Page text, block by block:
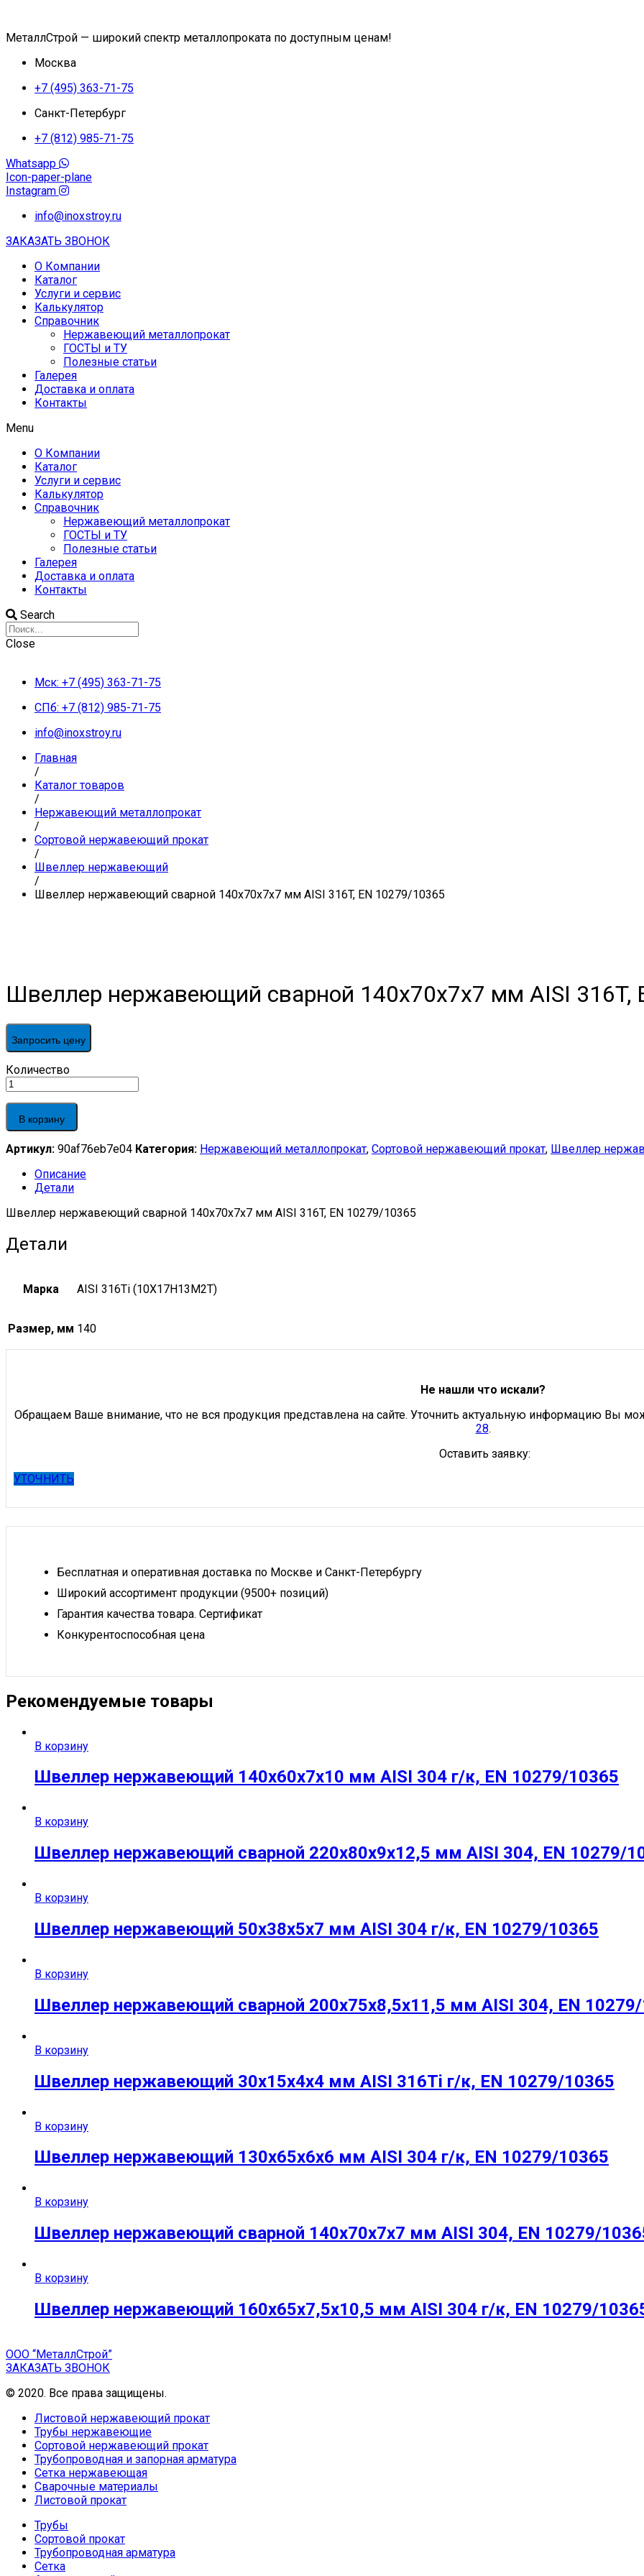
МеталлСтрой — широкий спектр металлопроката по доступным ценам!
Москва
+7 (495) 363-71-75
Санкт-Петербург
+7 (812) 985-71-75
Whatsapp
Icon-paper-plane
Instagram
info@inoxstroy.ru
ЗАКАЗАТЬ ЗВОНОК
О Компании
Каталог
Услуги и сервис
Калькулятор
Справочник
Нержавеющий металлопрокат
ГОСТЫ и ТУ
Полезные статьи
Галерея
Доставка и оплата
Контакты
Menu
О Компании
Каталог
Услуги и сервис
Калькулятор
Справочник
Нержавеющий металлопрокат
ГОСТЫ и ТУ
Полезные статьи
Галерея
Доставка и оплата
Контакты
Search
Close
Мск: +7 (495) 363-71-75
СПб: +7 (812) 985-71-75
info@inoxstroy.ru
Главная
/
Каталог товаров
/
Нержавеющий металлопрокат
/
Сортовой нержавеющий прокат
/
Швеллер нержавеющий
/
Швеллер нержавеющий сварной 140х70х7х7 мм AISI 316T, EN 10279/10365
Швеллер нержавеющий сварной 140х70х7х7 мм AISI 316T,
Запросить цену
Швеллер
нержавеющий
сварной
140х70х7х7
мм
316T,
10279/10365
quantity
Количество
В корзину
Артикул: 90af76eb7e04 Категория: Нержавеющий металлопрокат, Сортовой нержавеющий прокат, Швеллер
Описание
Детали
Швеллер нержавеющий сварной 140х70х7х7 мм AISI 316T, EN 10279/10365
Детали
Марка AISI 316Ti (10Х17Н13М2Т)
Размер, мм 140
Не нашли что искали?
Обращаем Ваше внимание, что не вся продукция представлена на сайте. Уточнить актуальную информацию Вы
28.
Оставить заявку:
УТОЧНИТЬ
Бесплатная и оперативная доставка по Москве и Санкт-Петербургу
Широкий ассортимент продукции (9500+ позиций)
Гарантия качества товара. Сертификат
Конкурентоспособная цена
Рекомендуемые товары
В корзину
Швеллер нержавеющий 140х60х7х10 мм AISI 304 г/к, EN 10279/10365
В корзину
Швеллер нержавеющий сварной 220х80х9х12,5 мм AISI 304, EN 10279/
В корзину
Швеллер нержавеющий 50х38х5х7 мм AISI 304 г/к, EN 10279/10365
В корзину
Швеллер нержавеющий сварной 200х75х8,5х11,5 мм AISI 304, EN
В корзину
Швеллер нержавеющий 30х15х4х4 мм AISI 316Ti г/к, EN 10279/10365
В корзину
Швеллер нержавеющий 130х65х6х6 мм AISI 304 г/к, EN 10279/10365
В корзину
Швеллер нержавеющий сварной 140х70х7х7 мм AISI 304, EN 10279/
В корзину
Швеллер нержавеющий 160х65х7,5х10,5 мм AISI 304 г/к, EN 10279/
ООО “МеталлСтрой”
ЗАКАЗАТЬ ЗВОНОК
© 2020. Все права защищены.
Листовой нержавеющий прокат
Трубы нержавеющие
Сортовой нержавеющий прокат
Трубопроводная и запорная арматура
Сетка нержавеющая
Сварочные материалы
Листовой прокат
Трубы
Сортовой прокат
Трубопроводная арматура
Сетка